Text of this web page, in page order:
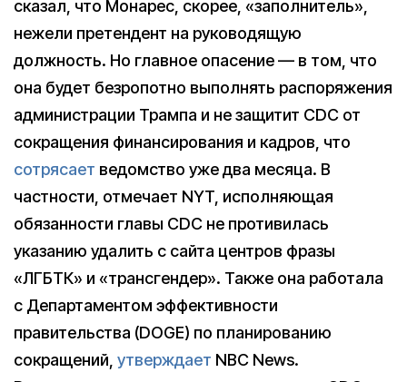
сказал, что Монарес, скорее, «заполнитель»,
нежели претендент на руководящую
должность. Но главное опасение — в том, что
она будет безропотно выполнять распоряжения
администрации Трампа и не защитит CDC от
сокращения финансирования и кадров, что
сотрясает ведомство уже два месяца. В
частности, отмечает NYT, исполняющая
обязанности главы CDC не противилась
указанию удалить с сайта центров фразы
«ЛГБТК» и «трансгендер». Также она работала
с Департаментом эффективности
правительства (DOGE) по планированию
сокращений, утверждает NBC News.